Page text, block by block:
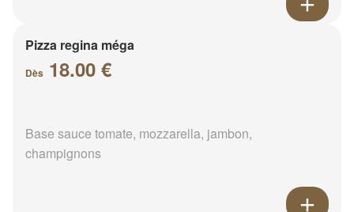
Pizza regina méga
Dès 18.00 €
Base sauce tomate, mozzarella, jambon,
champignons